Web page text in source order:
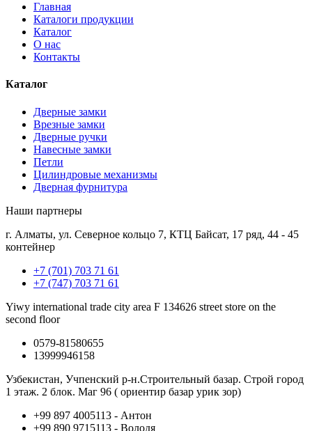
Главная
Каталоги продукции
Каталог
О нас
Контакты
Каталог
Дверные замки
Врезные замки
Дверные ручки
Навесные замки
Петли
Цилиндровые механизмы
Дверная фурнитура
Наши партнеры
г. Алматы, ул. Северное кольцо 7, КТЦ Байсат, 17 ряд, 44 - 45
контейнер
+7 (701) 703 71 61
+7 (747) 703 71 61
Yiwy international trade city area F 134626 street store on the
second floor
0579-81580655
13999946158
Узбекистан, Учпенский р-н.Строительный базар. Строй город
1 этаж. 2 блок. Маг 96 ( ориентир базар урик зор)
+99 897 4005113 - Антон
+99 890 9715113 - Володя